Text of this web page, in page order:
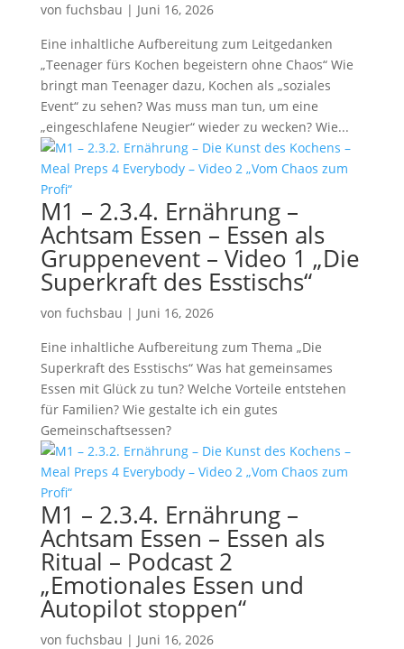
von fuchsbau | Juni 16, 2026
Eine inhaltliche Aufbereitung zum Leitgedanken
„Teenager fürs Kochen begeistern ohne Chaos“ Wie
bringt man Teenager dazu, Kochen als „soziales
Event“ zu sehen? Was muss man tun, um eine
„eingeschlafene Neugier“ wieder zu wecken? Wie...
M1 – 2.3.4. Ernährung –
Achtsam Essen – Essen als
Gruppenevent – Video 1 „Die
Superkraft des Esstischs“
von fuchsbau | Juni 16, 2026
Eine inhaltliche Aufbereitung zum Thema „Die
Superkraft des Esstischs“ Was hat gemeinsames
Essen mit Glück zu tun? Welche Vorteile entstehen
für Familien? Wie gestalte ich ein gutes
Gemeinschaftsessen?
M1 – 2.3.4. Ernährung –
Achtsam Essen – Essen als
Ritual – Podcast 2
„Emotionales Essen und
Autopilot stoppen“
von fuchsbau | Juni 16, 2026